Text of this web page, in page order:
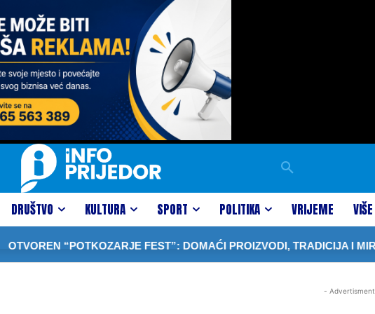
DRUŠTVO KULTURA SPORT POLITIKA VRIJEME VIŠE
OTVOREN “POTKOZARJE FEST”: DOMAĆI PROIZVODI, TRADICIJA I
-